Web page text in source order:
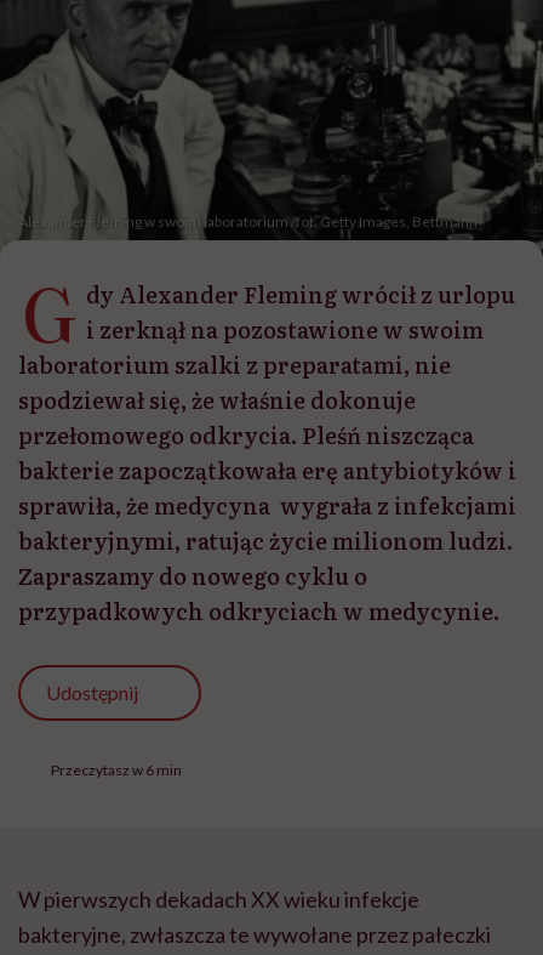
Alexander Fleming w swoim laboratorium /fot. Getty Images, Bettmann
G dy Alexander Fleming wrócił z urlopu
i zerknął na pozostawione w swoim
laboratorium szalki z preparatami, nie
spodziewał się, że właśnie dokonuje
przełomowego odkrycia. Pleśń niszcząca
bakterie zapoczątkowała erę antybiotyków i
sprawiła, że medycyna wygrała z infekcjami
bakteryjnymi, ratując życie milionom ludzi.
Zapraszamy do nowego cyklu o
przypadkowych odkryciach w medycynie.
Udostępnij
Przeczytasz w 6 min
W pierwszych dekadach XX wieku infekcje
bakteryjne, zwłaszcza te wywołane przez pałeczki